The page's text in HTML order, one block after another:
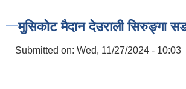
मुसिकोट मैदान देउराली सिरुङ्गा
Submitted on: Wed, 11/27/2024 - 10:03